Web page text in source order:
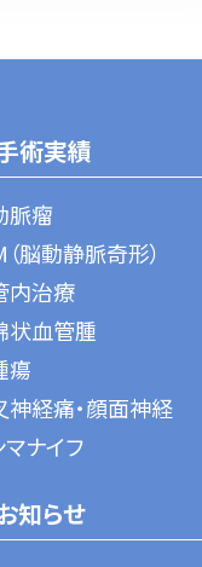
術実績
脈瘤
（脳動静脈奇形）
内治療
状血管腫
瘍
神経痛・顔面神経
マナイフ
知らせ